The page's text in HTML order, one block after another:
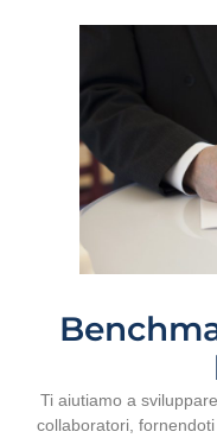
Ti aiutiamo a
collaboratori,